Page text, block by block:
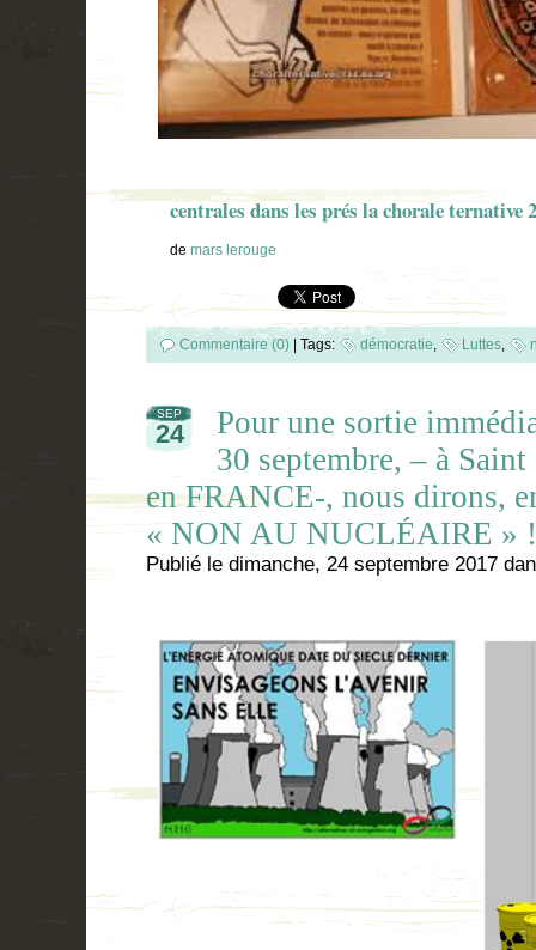
centrales dans les prés la chorale ternative
de mars lerouge
Commentaire (0) | Tags: démocratie, Luttes,
SEP
24
Pour une sortie
30 septembre, – à
en FRANCE-, nous dirons,
« NON AU NUCLÉAIRE » !
Publié le dimanche, 24 septembre 2017